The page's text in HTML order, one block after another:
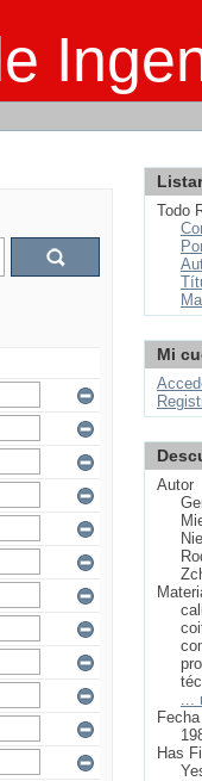
Listar
Todo
Mi
Autor
...
Fecha
Has